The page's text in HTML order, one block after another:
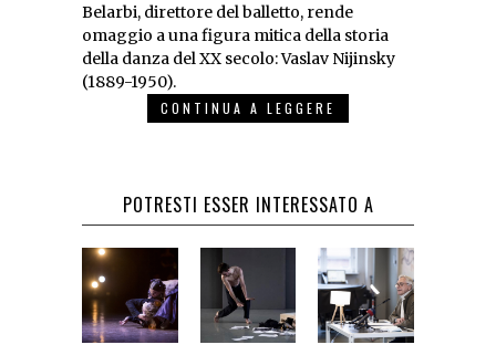
Belarbi, direttore del balletto, rende
omaggio a una figura mitica della storia
della danza del XX secolo: Vaslav Nijinsky
(1889-1950).
CONTINUA A LEGGERE
POTRESTI ESSER INTERESSATO A